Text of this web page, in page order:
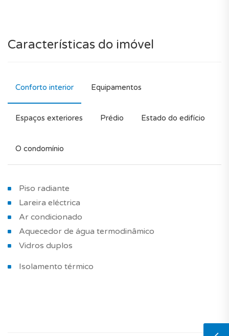
Características do imóvel
Conforto interior Equipamentos
Espaços exteriores Prédio Estado do edifício
O condomínio
Piso radiante
Lareira eléctrica
Ar condicionado
Aquecedor de água termodinâmico
Vidros duplos
Isolamento térmico